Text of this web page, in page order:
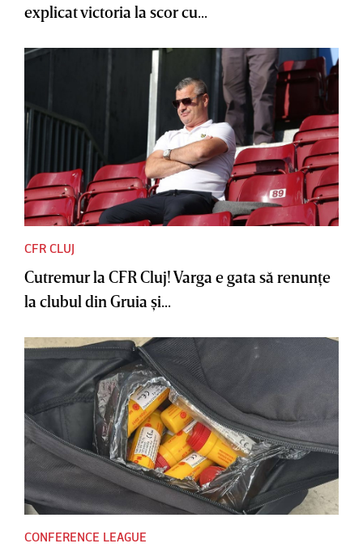
explicat victoria la scor cu...
CFR CLUJ
Cutremur la CFR Cluj! Varga e gata să renunţe
la clubul din Gruia şi...
CONFERENCE LEAGUE